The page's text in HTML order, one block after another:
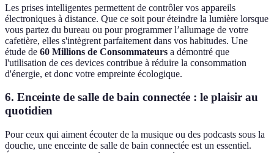
Les prises intelligentes permettent de contrôler vos appareils
électroniques à distance. Que ce soit pour éteindre la lumière lorsque
vous partez du bureau ou pour programmer l’allumage de votre
cafetière, elles s'intègrent parfaitement dans vos habitudes. Une
étude de 60 Millions de Consommateurs a démontré que
l'utilisation de ces devices contribue à réduire la consommation
d'énergie, et donc votre empreinte écologique.
6. Enceinte de salle de bain connectée : le plaisir au
quotidien
Pour ceux qui aiment écouter de la musique ou des podcasts sous la
douche, une enceinte de salle de bain connectée est un essentiel.